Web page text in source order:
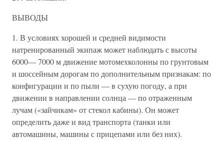
ВЫВОДЫ
1. В условиях хорошей и средней видимости
натренированный экипаж может наблюдать с высоты
6000— 7000 м движение мотомехколонны по грунтовым
и шоссейным дорогам по дополнительным признакам: по
конфигурации и по пыли — в сухую погоду, а при
движении в направлении солнца — по отраженным
лучам («зайчикам» от стекол кабины). Он может
определить даже и вид транспорта (танки или
автомашины, машины с прицепами или без них).